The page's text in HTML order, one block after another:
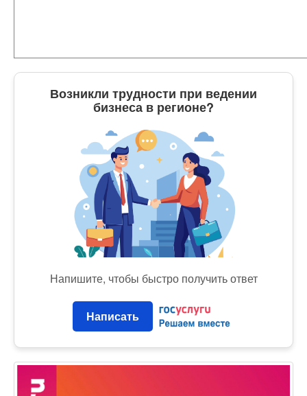
Возникли трудности при ведении
бизнеса в регионе?
Напишите, чтобы быстро получить ответ
Написать